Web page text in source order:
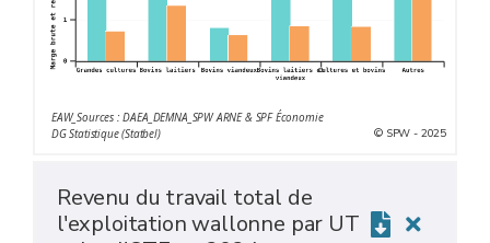
EAW_Sources : DAEA_DEMNA_SPW ARNE & SPF Économie
DG Statistique (Statbel)
© SPW - 2025
Revenu du travail total de
l'exploitation wallonne par UT